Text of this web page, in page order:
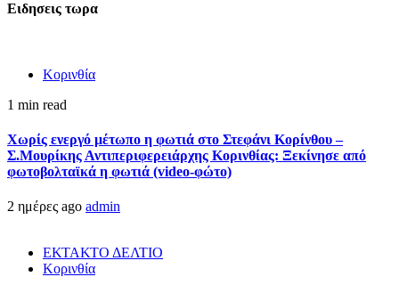
Ειδησεις τωρα
Κορινθία
1 min read
Χωρίς ενεργό μέτωπο η φωτιά στο Στεφάνι Κορίνθου –
Σ.Μουρίκης Αντιπεριφερειάρχης Κορινθίας: Ξεκίνησε από
φωτοβολταϊκά η φωτιά (video-φώτο)
2 ημέρες ago admin
ΕΚΤΑΚΤΟ ΔΕΛΤΙΟ
Κορινθία